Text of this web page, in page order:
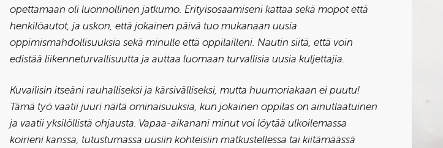
opettamaan oli luonnollinen jatkumo. Erityisosaamiseni kattaa sekä mopot että
henkilöautot, ja uskon, että jokainen päivä tuo mukanaan uusia
oppimismahdollisuuksia sekä minulle että oppilailleni. Nautin siitä, että voin
edistää liikenneturvallisuutta ja auttaa luomaan turvallisia uusia kuljettajia.
Kuvailisin itseäni rauhalliseksi ja kärsivälliseksi, mutta huumoriakaan ei puutu!
Tämä työ vaatii juuri näitä ominaisuuksia, kun jokainen oppilas on ainutlaatuinen
ja vaatii yksilöllistä ohjausta. Vapaa-aikanani minut voi löytää ulkoilemassa
koirieni kanssa, tutustumassa uusiin kohteisiin matkustellessa tai kiitämäässä